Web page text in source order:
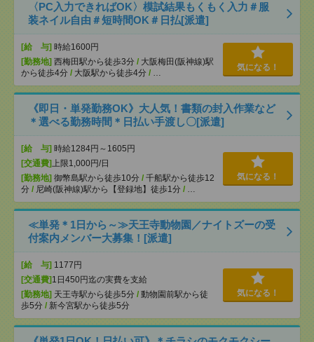
〈PC入力できればOK〉模試結果もくもく入力＃服
装ネイル自由＃短時間OK＃日払[派遣]
[給 与] 時給1600円
[勤務地] 西梅田駅から徒歩3分 / 大阪梅田(阪神線)駅
から徒歩4分 / 大阪駅から徒歩4分 / …
気になる！
《即日・単発勤務OK》大人気！書類の封入作業など
＊選べる勤務時間＊日払い手渡し〇[派遣]
[給 与] 時給1284円～1605円
[交通費] 上限1,000円/日
[勤務地] 御幣島駅から徒歩10分 / 千船駅から徒歩12
分 / 尼崎(阪神線)駅から【登録地】徒歩1分 / …
気になる！
≪単発＊1日から～≫天王寺動物園／ナイトズーの受
付案内メンバー大募集！[派遣]
[給 与] 1177円
[交通費] 1日450円迄の実費を支給
[勤務地] 天王寺駅から徒歩5分 / 動物園前駅から徒
歩5分 / 新今宮駅から徒歩5分
気になる！